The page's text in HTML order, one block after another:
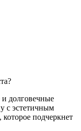
долговечные
с эстетичным
подчеркнет